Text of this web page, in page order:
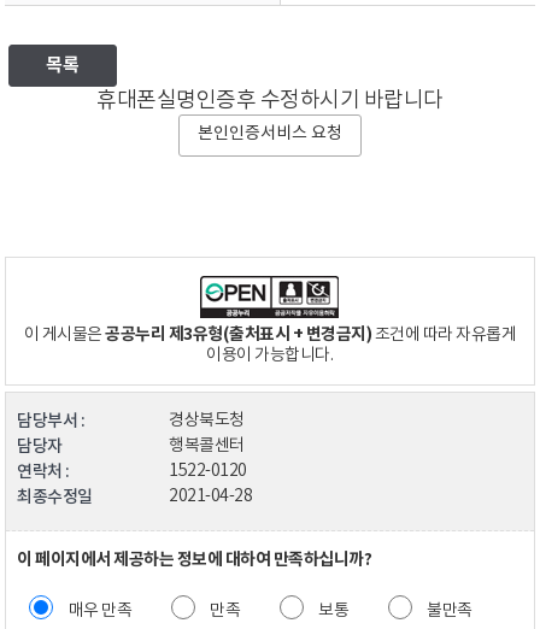
목록
휴대폰실명인증후 수정하시기 바랍니다
본인인증서비스 요청
이 게시물은공공누리 제3유형(출처표시 + 변경금지)조건에 따라 자유롭게
이용이 가능합니다.
담당부서 : 경상북도청
담당자 행복콜센터
연락처 : 1522-0120
최종수정일 2021-04-28
이 페이지에서 제공하는 정보에 대하여 만족하십니까?
매우 만족 만족 보통 불만족